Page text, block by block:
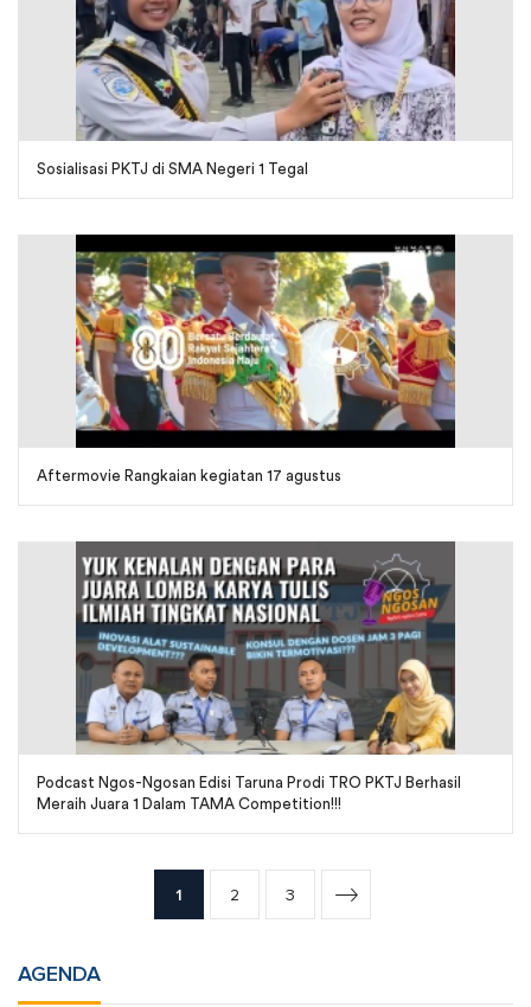
Sosialisasi PKTJ di SMA Negeri 1 Tegal
Aftermovie Rangkaian kegiatan 17 agustus
Podcast Ngos-Ngosan Edisi Taruna Prodi TRO PKTJ Berhasil
Meraih Juara 1 Dalam TAMA Competition!!!
1 2 3
AGENDA